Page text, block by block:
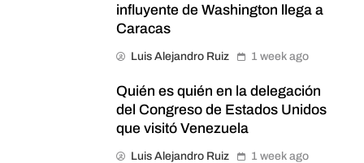
influyente de Washington llega a
Caracas
Luis Alejandro Ruiz 1 week ago
Quién es quién en la delegación
del Congreso de Estados Unidos
que visitó Venezuela
Luis Alejandro Ruiz 1 week ago